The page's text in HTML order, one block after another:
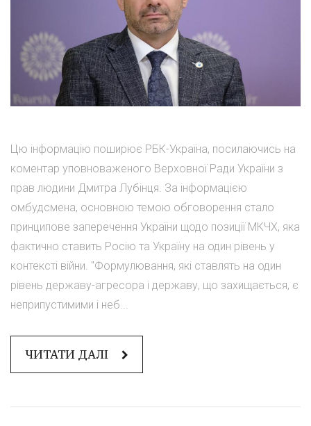
Цю інформацію поширює РБК-Україна, посилаючись на
коментар уповноваженого Верховної Ради України з
прав людини Дмитра Лубінця. За інформацією
омбудсмена, основною темою обговорення стало
принципове заперечення України щодо позиції МКЧХ, яка
фактично ставить Росію та Україну на один рівень у
контексті війни. "Формулювання, які ставлять на один
рівень державу-агресора і державу, що захищається, є
неприпустимими і неб...
ЧИТАТИ ДАЛІ